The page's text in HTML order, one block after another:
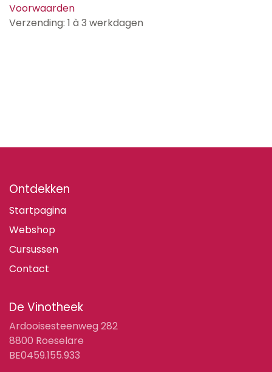
Voorwaarden
Verzending: 1 à 3 werkdagen
Ontdekken
Startpagina
Webshop
Cursussen
Contact
De Vinotheek
Ardooisesteenweg 282
8800 Roeselare
BE0459.155.933